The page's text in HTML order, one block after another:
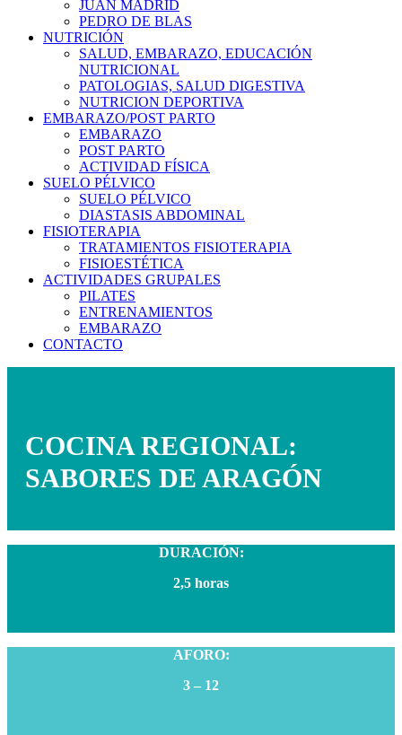
JUAN MADRID
PEDRO DE BLAS
NUTRICIÓN
SALUD, EMBARAZO, EDUCACIÓN
NUTRICIONAL
PATOLOGIAS, SALUD DIGESTIVA
NUTRICION DEPORTIVA
EMBARAZO/POST PARTO
EMBARAZO
POST PARTO
ACTIVIDAD FÍSICA
SUELO PÉLVICO
SUELO PÉLVICO
DIASTASIS ABDOMINAL
FISIOTERAPIA
TRATAMIENTOS FISIOTERAPIA
FISIOESTÉTICA
ACTIVIDADES GRUPALES
PILATES
ENTRENAMIENTOS
EMBARAZO
CONTACTO
COCINA REGIONAL:
SABORES DE ARAGÓN
DURACIÓN:
2,5 horas
AFORO:
3 – 12